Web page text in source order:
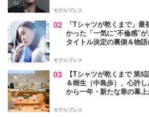
モデルプレス
02
「Tシャツが乾くまで」
かった「一気に“不倫感”が
タイトル決定の裏側＆物
モデルプレス
03
【Tシャツが乾くまで 第5話】咲子（蒼井優）
＆樹生（中島歩）、心許
から一年・新たな章の幕上
モデルプレス